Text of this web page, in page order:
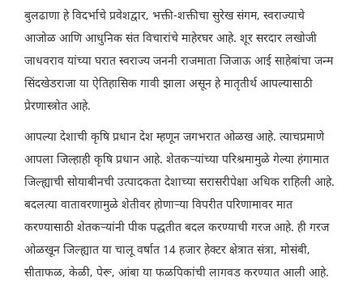
बुलढाणा हे विदर्भाचे प्रवेशद्वार, भक्ती-शक्तीचा सुरेख संगम, स्वराज्याचे
आजोळ आणि आधुनिक संत विचारांचे माहेरघर आहे. शूर सरदार लखोजी
जाधवराव यांच्या घरात स्वराज्य जननी राजमाता जिजाऊ आई साहेबांचा जन्म
सिंदखेडराजा या ऐतिहासिक गावी झाला असून हे मातृतीर्थ आपल्यासाठी
प्रेरणास्त्रोत आहे.
आपल्या देशाची कृषि प्रधान देश म्हणून जगभरात ओळख आहे. त्याचप्रमाणे
आपला जिल्हाही कृषि प्रधान आहे. शेतकऱ्यांच्या परिश्रमामुळे गेल्या हंगामात
जिल्ह्याची सोयाबीनची उत्पादकता देशाच्या सरासरीपेक्षा अधिक राहिली आहे.
बदलत्या वातावरणामुळे शेतीवर होणाऱ्या विपरीत परिणामावर मात
करण्यासाठी शेतकऱ्यांनी पीक पद्धतीत बदल करण्याची गरज आहे. ही गरज
ओळखून जिल्ह्यात या चालू वर्षात 14 हजार हेक्टर क्षेत्रात संत्रा, मोसंबी,
सीताफळ, केळी, पेरू, आंबा या फळपिकांची लागवड करण्यात आली आहे.